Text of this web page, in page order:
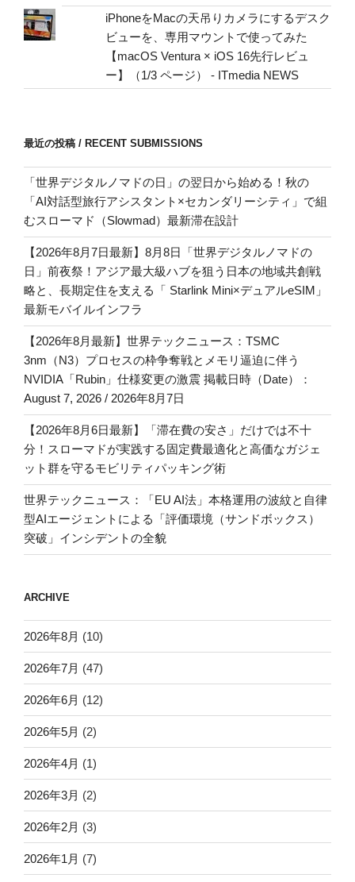
iPhoneをMacの天吊りカメラにするデスク
ビューを、専用マウントで使ってみた
【macOS Ventura × iOS 16先行レビュ
ー】（1/3 ページ） - ITmedia NEWS
最近の投稿 / RECENT SUBMISSIONS
「世界デジタルノマドの日」の翌日から始める！秋の
「AI対話型旅行アシスタント×セカンダリーシティ」で組
むスローマド（Slowmad）最新滞在設計
【2026年8月7日最新】8月8日「世界デジタルノマドの
日」前夜祭！アジア最大級ハブを狙う日本の地域共創戦
略と、長期定住を支える「 Starlink Mini×デュアルeSIM」
最新モバイルインフラ
【2026年8月最新】世界テックニュース：TSMC
3nm（N3）プロセスの枠争奪戦とメモリ逼迫に伴う
NVIDIA「Rubin」仕様変更の激震 掲載日時（Date）：
August 7, 2026 / 2026年8月7日
【2026年8月6日最新】「滞在費の安さ」だけでは不十
分！スローマドが実践する固定費最適化と高価なガジェ
ット群を守るモビリティパッキング術
世界テックニュース：「EU AI法」本格運用の波紋と自律
型AIエージェントによる「評価環境（サンドボックス）
突破」インシデントの全貌
ARCHIVE
2026年8月 (10)
2026年7月 (47)
2026年6月 (12)
2026年5月 (2)
2026年4月 (1)
2026年3月 (2)
2026年2月 (3)
2026年1月 (7)